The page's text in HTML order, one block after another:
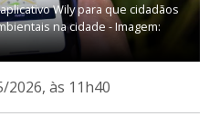
Wily para que cidadãos
na cidade - Imagem:
2026, às 11h40